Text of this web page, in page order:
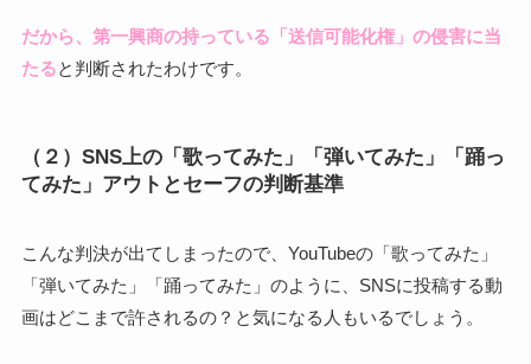
だから、第一興商の持っている「送信可能化権」の侵害に当
たると判断されたわけです。
（２）SNS上の「歌ってみた」「弾いてみた」「踊っ
てみた」アウトとセーフの判断基準
こんな判決が出てしまったので、YouTubeの「歌ってみた」
「弾いてみた」「踊ってみた」のように、SNSに投稿する動
画はどこまで許されるの？と気になる人もいるでしょう。